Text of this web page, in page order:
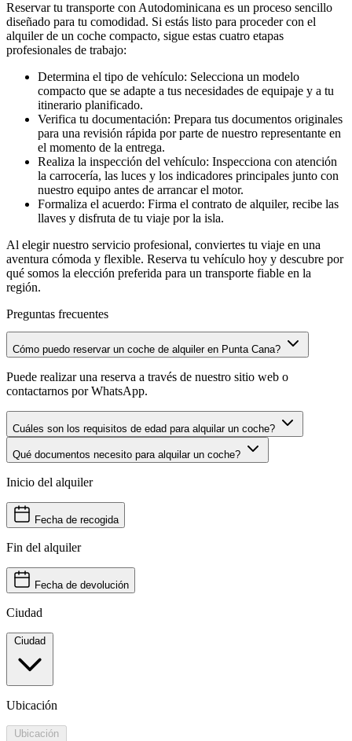
Reservar tu transporte con Autodominicana es un proceso sencillo
diseñado para tu comodidad. Si estás listo para proceder con el
alquiler de un coche compacto, sigue estas cuatro etapas
profesionales de trabajo:
Determina el tipo de vehículo: Selecciona un modelo
compacto que se adapte a tus necesidades de equipaje y a tu
itinerario planificado.
Verifica tu documentación: Prepara tus documentos originales
para una revisión rápida por parte de nuestro representante en
el momento de la entrega.
Realiza la inspección del vehículo: Inspecciona con atención
la carrocería, las luces y los indicadores principales junto con
nuestro equipo antes de arrancar el motor.
Formaliza el acuerdo: Firma el contrato de alquiler, recibe las
llaves y disfruta de tu viaje por la isla.
Al elegir nuestro servicio profesional, conviertes tu viaje en una
aventura cómoda y flexible. Reserva tu vehículo hoy y descubre por
qué somos la elección preferida para un transporte fiable en la
región.
Preguntas frecuentes
Cómo puedo reservar un coche de alquiler en Punta Cana?
Puede realizar una reserva a través de nuestro sitio web o
contactarnos por WhatsApp.
Cuáles son los requisitos de edad para alquilar un coche?
Qué documentos necesito para alquilar un coche?
Inicio del alquiler
Fecha de recogida
Fin del alquiler
Fecha de devolución
Ciudad
Ciudad
Ubicación
Ubicación